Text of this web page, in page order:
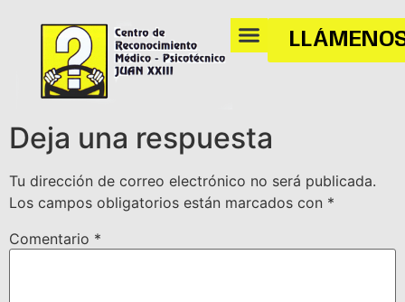
Hello world!
Welcome to WordPress. This is your first post. Edit or
delete it, then start writing!
Deja una respuesta
Tu dirección de correo electrónico no será publicada.
Los campos obligatorios están marcados con *
Comentario *